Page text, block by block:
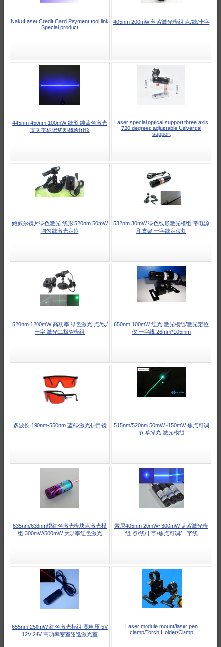
NakuLaser Credit Card Payment tool link
Special product
405nm 200mW 蓝紫激光模组 点/线/十字
445nm 450nm 100mW 线形 纯蓝色激光
高功率标记切割线绘图仪
Laser special optical support three axis
720 degrees adjustable Universal
support
鲍威尔镜片绿色激光 线形 520nm 50mW
均匀线激光定位
532nm 30mW 绿色线形激光模组 带电源
和支架 一字线定位灯
520nm 1200mW 高功率 绿色激光 点/线/
十字 激光二极管模组
650nm 100mW 红光 激光模组/激光定位
仪 一字线 26mm*105mm
多波长 190nm-550nm 蓝/绿激光护目镜
515nm/520nm 50mW~150mW 焦点可调
节 草绿光 激光模组
635nm/638nm橙红色激光模块点激光模
组 300mW/500mW 大功率红色激光
索尼405nm 20mW~300mW 蓝紫激光模
组 点/线/十字/焦点可调/十字线
655nm 250mW 红色激光模组 宽电压 5V
12V 24V 高功率密室逃逸激光室
Laser module mount/laser pen
clamp/Torch Holder/Clamp